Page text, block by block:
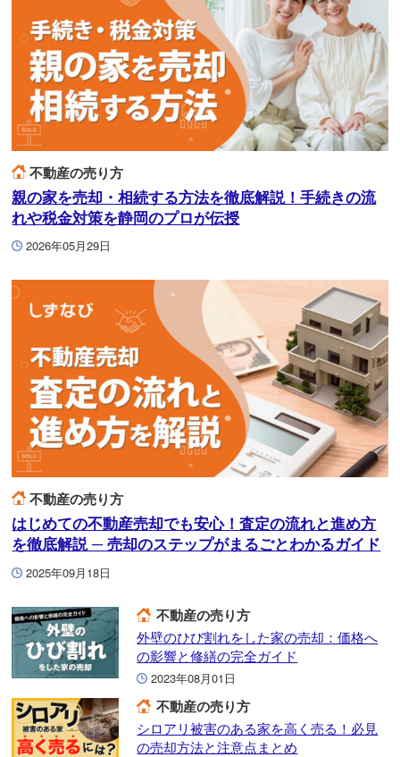
不動産の売り方
親の家を売却・相続する方法を徹底解説！手続きの流
れや税金対策を静岡のプロが伝授
2026年05月29日
不動産の売り方
はじめての不動産売却でも安心！査定の流れと進め方
を徹底解説 ─ 売却のステップがまるごとわかるガイド
2025年09月18日
不動産の売り方
外壁のひび割れをした家の売却：価格へ
の影響と修繕の完全ガイド
2023年08月01日
不動産の売り方
シロアリ被害のある家を高く売る！必見
の売却方法と注意点まとめ